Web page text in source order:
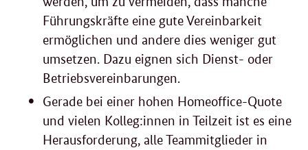
Führungskräfte eine gute Vereinbarkeit
ermöglichen und andere dies weniger gut
umsetzen. Dazu eignen sich Dienst- oder
Betriebsvereinbarungen.
Gerade bei einer hohen Homeoffice-Quote
und vielen Kolleg:innen in Teilzeit ist es eine
Herausforderung, alle Teammitglieder in